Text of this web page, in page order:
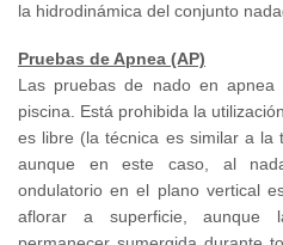
la hidrodinámica del conjunto
Pruebas de Apnea (AP)
Las pruebas de nado en apnea
piscina. Está prohibida la
es libre (la técnica es similar a la
aunque en este caso, al
ondulatorio en el plano vertical
aflorar a superficie, aunque